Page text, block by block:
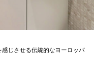
じさせる伝統的なヨーロッパ